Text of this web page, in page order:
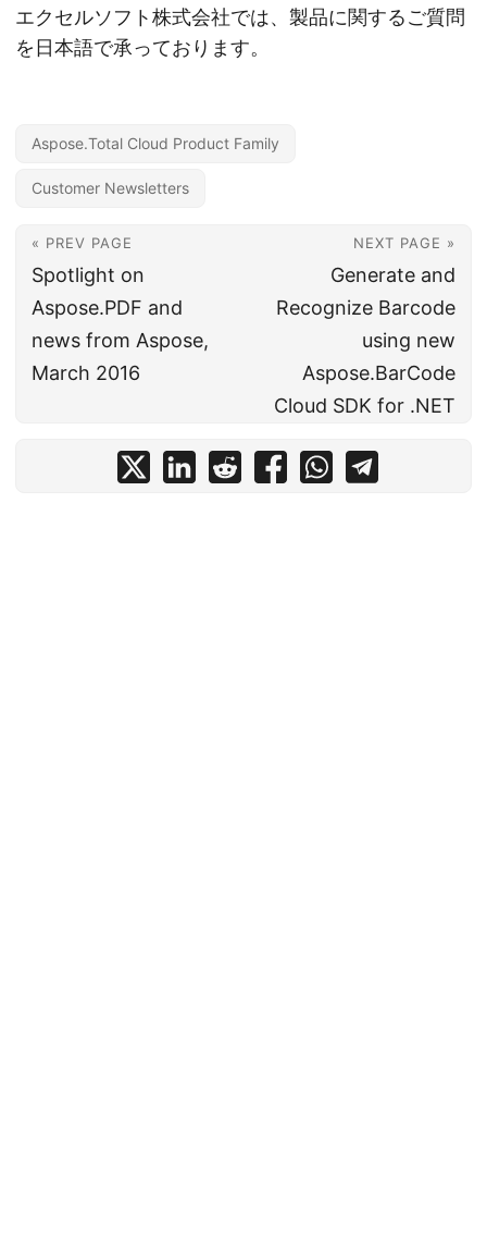
エクセルソフト株式会社では、製品に関するご質問
を日本語で承っております。
Aspose.Total Cloud Product Family
Customer Newsletters
« PREV PAGE
Spotlight on
Aspose.PDF and
news from Aspose,
March 2016
NEXT PAGE »
Generate and
Recognize Barcode
using new
Aspose.BarCode
Cloud SDK for .NET